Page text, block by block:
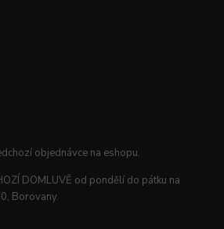
objednávce na eshopu.
DOMLUVĚ od pondělí do pátku na
Borovany.